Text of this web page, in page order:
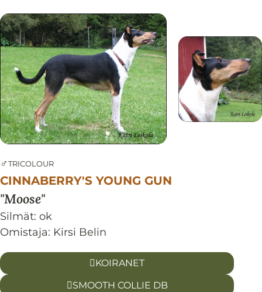
♂TRICOLOUR
CINNABERRY'S YOUNG GUN
Moose
Silmät: ok
Omistaja: Kirsi Belin
KOIRANET
SMOOTH COLLIE DB